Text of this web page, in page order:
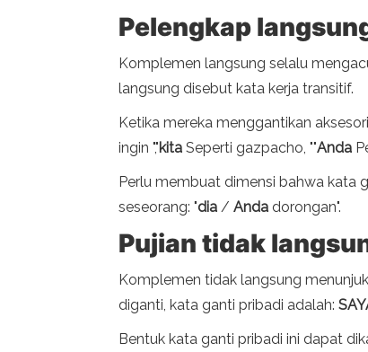
Pelengkap
Komplemen langsung selalu
langsung disebut kata kerja transitif.
Ketika mereka menggantikan
ingin ","kita Seperti gazpacho, ""Anda
Perlu membuat dimensi bahwa kata
seseorang: "dia / Anda dorongan".
Pujian tidak
Komplemen tidak langsung
diganti, kata ganti pribadi adalah:
Bentuk kata ganti pribadi ini dapat